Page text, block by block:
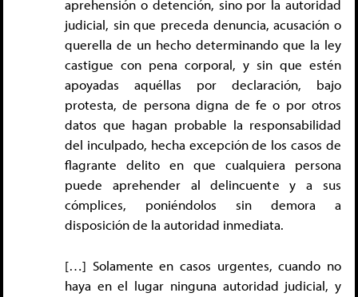
aprehensión o detención, sino por la autoridad
judicial, sin que preceda denuncia, acusación o
querella de un hecho determinando que la ley
castigue con pena corporal, y sin que estén
apoyadas aquéllas por declaración, bajo
protesta, de persona digna de fe o por otros
datos que hagan probable la responsabilidad
del inculpado, hecha excepción de los casos de
flagrante delito en que cualquiera persona
puede aprehender al delincuente y a sus
cómplices, poniéndolos sin demora a
disposición de la autoridad inmediata.
[…] Solamente en casos urgentes, cuando no
haya en el lugar ninguna autoridad judicial, y